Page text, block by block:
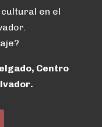
cultural en el
Centro